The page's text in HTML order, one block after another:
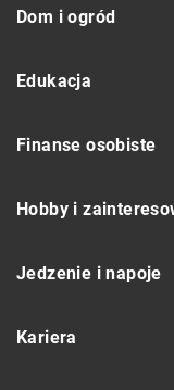
Dom i ogród
Edukacja
Finanse osobiste
Hobby i
Jedzenie i napoje
Kariera